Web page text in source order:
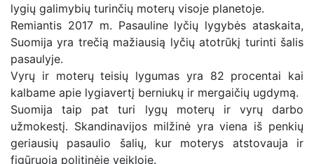
lygių galimybių turinčių moterų visoje planetoje.
Remiantis 2017 m. Pasauline lyčių lygybės ataskaita,
Suomija yra trečią mažiausią lyčių atotrūkį turinti šalis
pasaulyje.
Vyrų ir moterų teisių lygumas yra 82 procentai kai
kalbame apie lygiavertį berniukų ir mergaičių ugdymą.
Suomija taip pat turi lygų moterų ir vyrų darbo
užmokestį. Skandinavijos milžinė yra viena iš penkių
geriausių pasaulio šalių, kur moterys atstovauja ir
figūruoja politinėje veikloje.